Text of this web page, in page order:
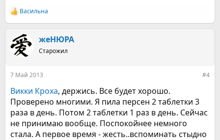
Р
е
ц
Васильна
жеНЮРА
Старожил
7 Май 2013 #4
Викки Кроха, держись. Все будет хорошо.
Проверено многими. Я пила персен 2 таблетки 3
раза в день. Потом 2 таблетки 1 раз в день. Сейчас
не принимаю вообще. Поспокойнее немного
стала. А первое время - жесть..вспоминать стыдно